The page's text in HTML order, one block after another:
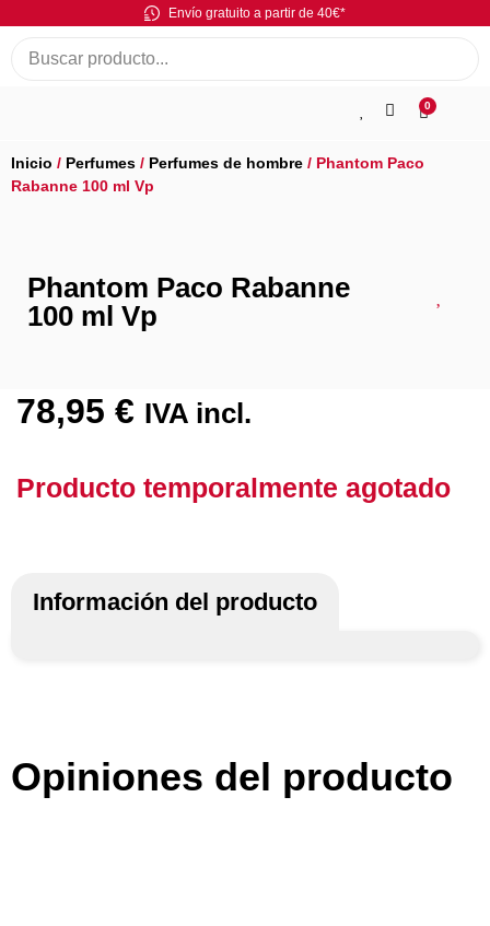
Envío gratuito a partir de 40€*
0
Inicio / Perfumes / Perfumes de hombre / Phantom Paco
Rabanne 100 ml Vp
Phantom Paco Rabanne
100 ml Vp
78,95 € IVA incl.
Producto temporalmente agotado
Información del producto
Opiniones del producto